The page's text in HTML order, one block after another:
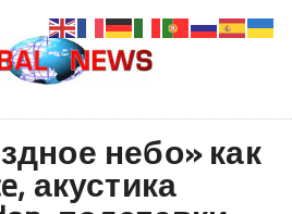
небо» как
акустика